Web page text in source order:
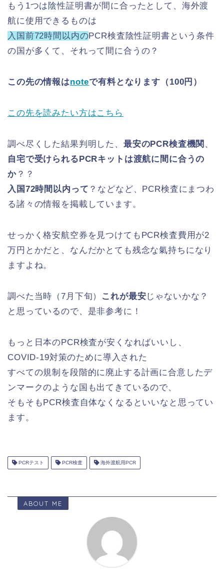
もう1つは陰性証明書が間に合ったとして、海外渡
航に使用できるものは
入国前72時間以内のPCR検査陰性証明書という条件
の国が多くて、それって間に合うの？
この先の情報はnoteで有料となります（100円）
この先を読みたい方はこちら
調べ尽くした結果判明した、 最安のPCR検査機関 、
自宅で受けられるPCRキットは渡航に間に合うの
か？？
入国72時間以内って ？などなど、PCR検査にまつわ
る諸々の情報を掲載しています。
せっかく格安航空券を見つけてもPCR検査費用が2
万円とかだと、なんだかとても残念な氣持ちになり
ますよね。
調べた当時（7月下旬） これが最安じゃないかな？
と思っているので、是非参考に！
もっと日本のPCR検査が安くなればいいし、
COVID-19対策のために導入された
すべての規制を段階的に廃止する計画に合意したデ
ンマークのような国も出てきているので、
そもそもPCR検査自体なくなるといいなと思ってい
ます。
PCRテスト PCR検査 海外渡航用PCR
ABOUT ME